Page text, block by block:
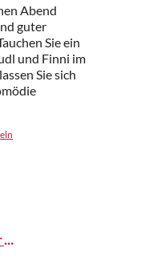
Abend
guter
Sie ein
und Finni im
Sie sich
Iberl Bühne im Augustiner Stammhaus